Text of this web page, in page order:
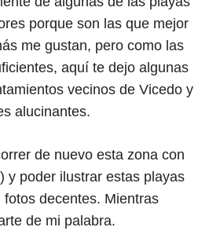
porque son las que mejor
me gustan, pero como las
aquí te dejo algunas
vecinos de Vicedo y
alucinantes.
de nuevo esta zona con
poder ilustrar estas playas
decentes. Mientras
de mi palabra.